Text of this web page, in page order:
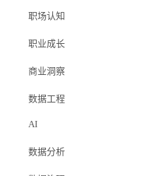
职场认知
职业成长
商业洞察
数据工程
AI
数据分析
2026年4月9日
#职场影响力#转管理
MAX 会员专属